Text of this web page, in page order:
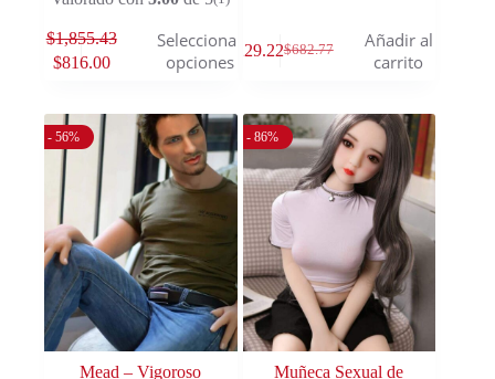
$1,855.43
$816.00
Seleccionar
opciones
$682.77
$229.22
Añadir al
carrito
- 56%
Mead – Vigoroso
- 86%
Muñeca Sexual de